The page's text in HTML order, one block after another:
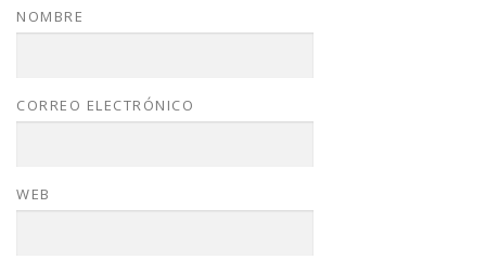
NOMBRE
CORREO ELECTRÓNICO
WEB